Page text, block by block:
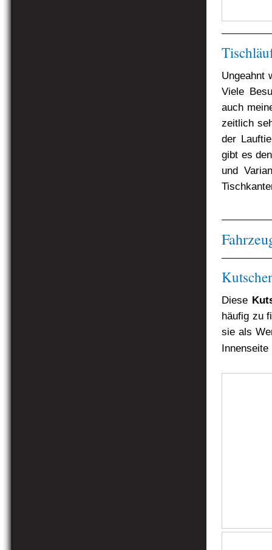
Ungeahnt
Viele
auch
zeitlich
der
gibt es
und
Diese
häufig zu
sie als